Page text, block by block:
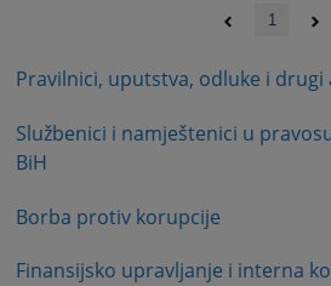
Pravilnici, uputstva, odluke i drugi
Službenici i namještenici u
BiH
Borba protiv korupcije
Finansijsko upravljanje i interna
1